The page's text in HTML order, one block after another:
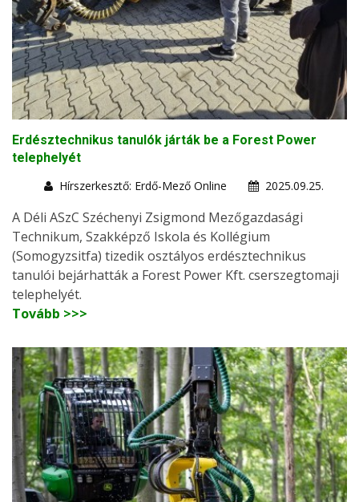
Erdésztechnikus tanulók járták be a Forest Power
telephelyét
Hírszerkesztő: Erdő-Mező Online
2025.09.25.
A Déli ASzC Széchenyi Zsigmond Mezőgazdasági
Technikum, Szakképző Iskola és Kollégium
(Somogyzsitfa) tizedik osztályos erdésztechnikus
tanulói bejárhatták a Forest Power Kft. cserszegtomaji
telephelyét.
Tovább >>>